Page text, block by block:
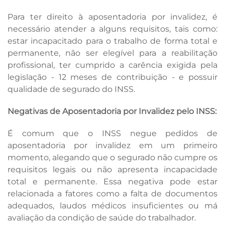
Para ter direito à aposentadoria por invalidez, é
necessário atender a alguns requisitos, tais como:
estar incapacitado para o trabalho de forma total e
permanente, não ser elegível para a reabilitação
profissional, ter cumprido a carência exigida pela
legislação - 12 meses de contribuição - e possuir
qualidade de segurado do INSS.
Negativas de Aposentadoria por Invalidez pelo INSS:
É comum que o INSS negue pedidos de
aposentadoria por invalidez em um primeiro
momento, alegando que o segurado não cumpre os
requisitos legais ou não apresenta incapacidade
total e permanente. Essa negativa pode estar
relacionada a fatores como a falta de documentos
adequados, laudos médicos insuficientes ou má
avaliação da condição de saúde do trabalhador.